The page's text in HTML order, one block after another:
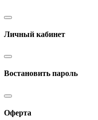
Личный кабинет
Востановить пароль
Оферта